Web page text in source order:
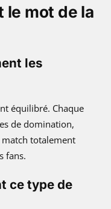
le mot de la
les
équilibré. Chaque
de domination,
match totalement
fans.
ce type de